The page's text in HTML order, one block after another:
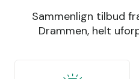
Sammenlign tilbud
Drammen, helt